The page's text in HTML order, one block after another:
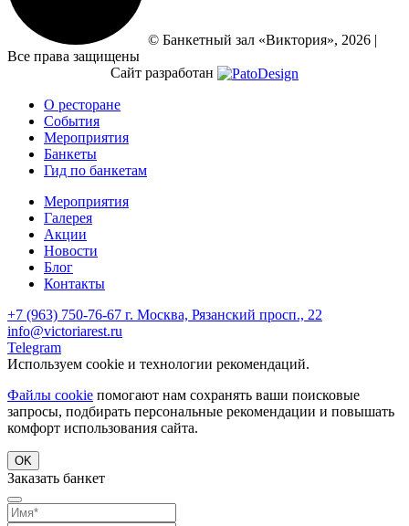
© Банкетный зал «Виктория», 2026 |
Все права защищены
Сайт разработан
О ресторане
События
Мероприятия
Банкеты
Гид по банкетам
Мероприятия
Галерея
Акции
Новости
Блог
Контакты
+7 (963) 750-76-67 г. Москва, Рязанский просп., 22
info@victoriarest.ru
Telegram
Используем cookie и технологии рекомендаций.
Файлы cookie помогают нам сохранять ваши поисковые
запросы, подбирать персональные рекомендации и повышать
комфорт использования сайта.
OK
Заказать банкет